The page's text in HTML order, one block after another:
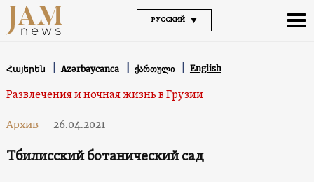
РУССКИЙ
Հայերեն Azərbaycanca ქართული English
Развлечения и ночная жизнь в Грузии
Архив - 26.04.2021
Тбилисский ботанический сад